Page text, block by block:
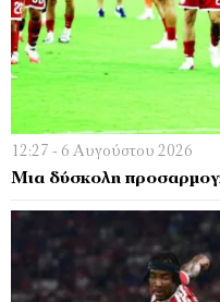
12:27 - 6 Αυγούστου 2026
Μια δύσκολη